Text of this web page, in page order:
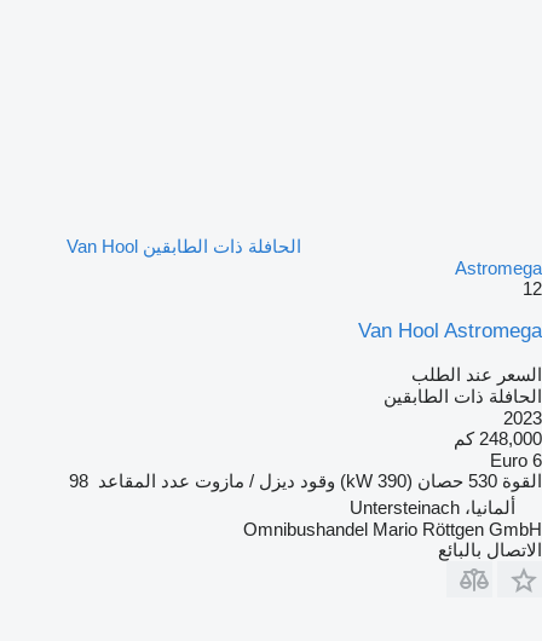
الحافلة ذات الطابقين Van Hool
Astromega
12
Van Hool Astromega
السعر عند الطلب
الحافلة ذات الطابقين
2023
248,000 كم
Euro 6
القوة 530 حصان (390 kW) وقود ديزل / مازوت عدد المقاعد 98
ألمانيا، Untersteinach
Omnibushandel Mario Röttgen GmbH
الاتصال بالبائع